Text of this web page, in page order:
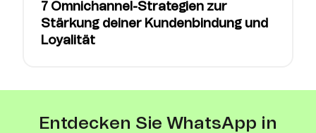
7 Omnichannel-Strategien zur
Stärkung deiner Kundenbindung und
Loyalität
Entdecken Sie WhatsApp in